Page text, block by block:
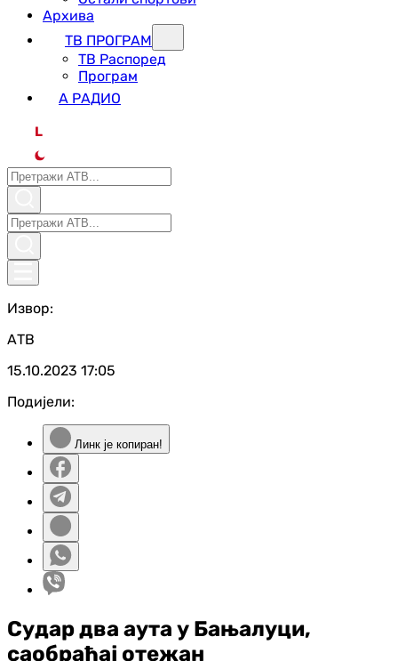
Архива
ТВ ПРОГРАМ
ТВ Распоред
Програм
А РАДИО
L
Извор:
АТВ
15.10.2023 17:05
Подијели:
Линк је копиран!
Судар два аута у Бањалуци,
саобраћај отежан